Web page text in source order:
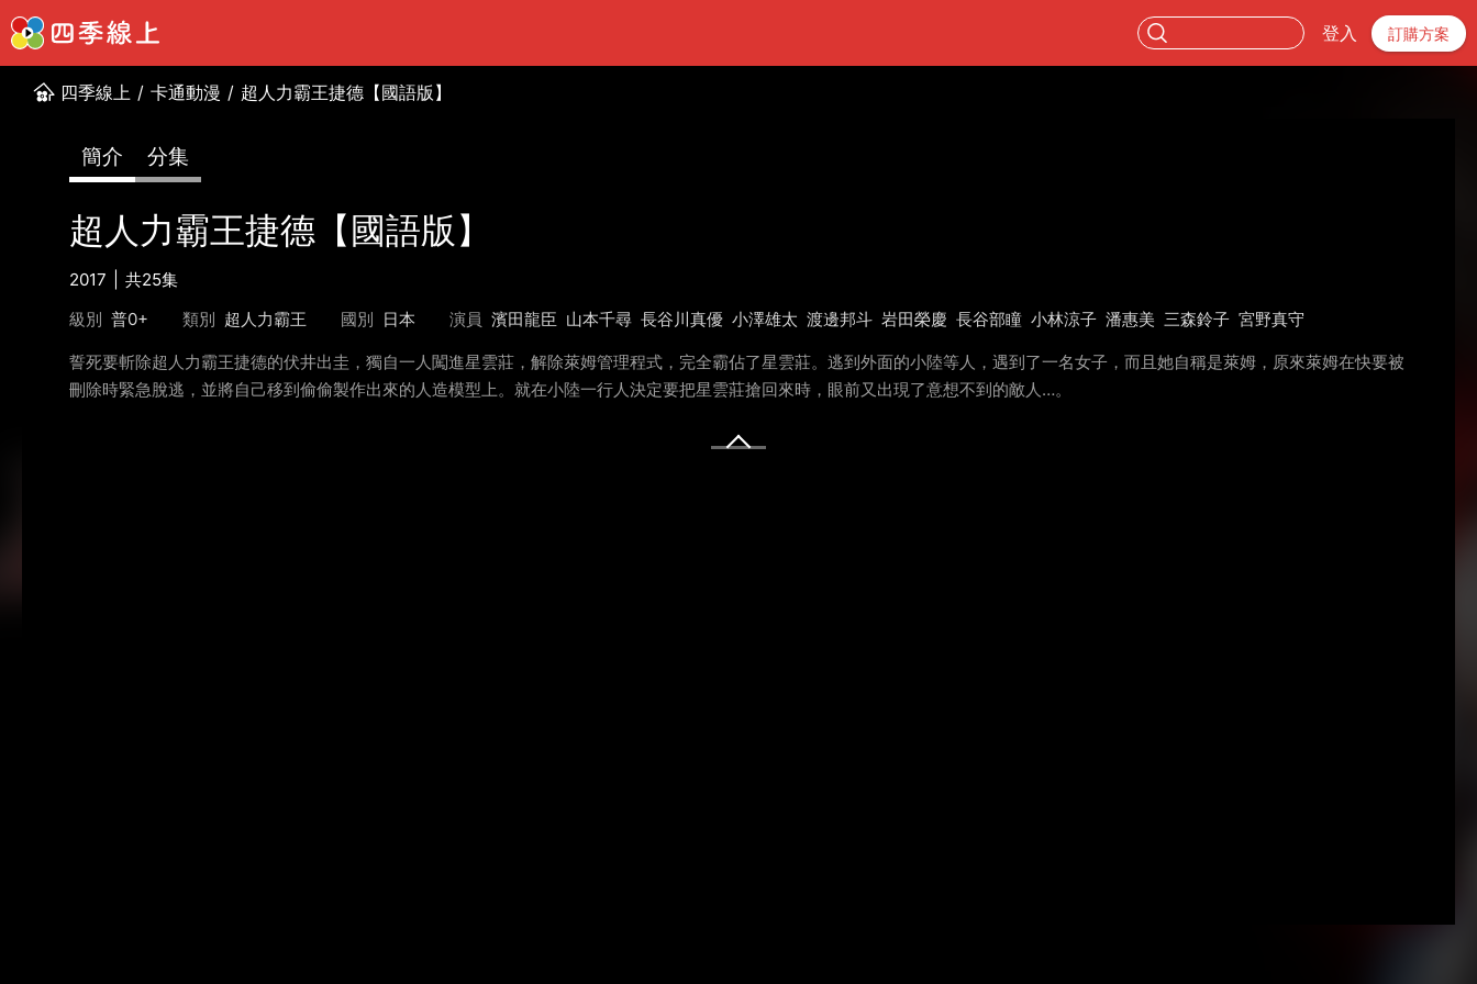
登入 訂購方案
四季線上 / 卡通動漫 / 超人力霸王捷德【國語版】
簡介 分集
超人力霸王捷德【國語版】
2017
共25集
級別 普0+ 類別 超人力霸王 國別 日本 演員 濱田龍臣 山本千尋 長谷川真優 小澤雄太 渡邊邦斗 岩田榮慶 長谷部瞳 小林涼子 潘惠美 三森鈴子 宮野真守
誓死要斬除超人力霸王捷德的伏井出圭，獨自一人闖進星雲莊，解除萊姆管理程式，完全霸佔了星雲莊。逃到外面的小陸等人，遇到了一名女子，而且她自稱是萊姆，原來萊姆在快要被
刪除時緊急脫逃，並將自己移到偷偷製作出來的人造模型上。就在小陸一行人決定要把星雲莊搶回來時，眼前又出現了意想不到的敵人…。